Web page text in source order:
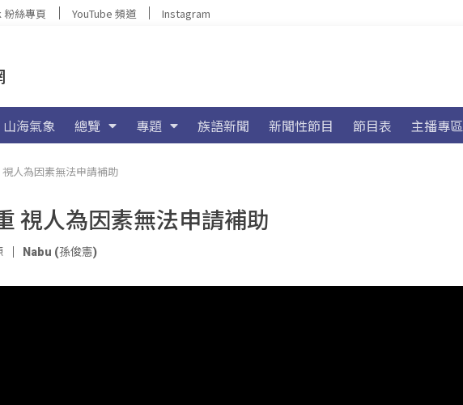
絲專頁 YouTube 頻道 Instagram
山海氣象 總覽 專題 族語新聞 新聞性節目 節目表 主播專區
人為因素無法申請補助
視人為因素無法申請補助
Nabu (孫俊憲)